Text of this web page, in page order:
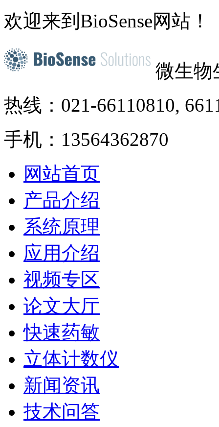
欢迎来到BioSense网站！
微生物
热线：021-66110810,
手机：13564362870
网站首页
产品介绍
系统原理
应用介绍
视频专区
论文大厅
快速药敏
立体计数仪
新闻资讯
技术问答